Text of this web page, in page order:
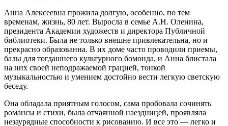
Анна Алексеевна прожила долгую, особенно, по тем
временам, жизнь, 80 лет. Выросла в семье А.Н. Оленина,
президента Академии художеств и директора Публичной
библиотеки. Была не только внешне привлекательна, но и
прекрасно образованна. В их доме часто проводили приемы,
балы для тогдашнего культурного бомонда, и Анна блистала
на них своей неподражаемой грацией, тонкой
музыкальностью и умением достойно вести легкую светскую
беседу.
Она обладала приятным голосом, сама пробовала сочинять
романсы и стихи, была отчаянной наездницей, проявляла
незаурядные способности к рисованию. И все это — легко и